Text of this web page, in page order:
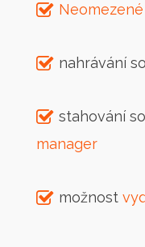
Neomezené
nahrávání
stahování
manager
možnost